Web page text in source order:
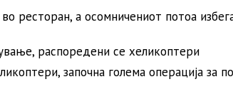
ресторан, а осомничениот потоа
распоредени се хеликоптери
започна голема операција за